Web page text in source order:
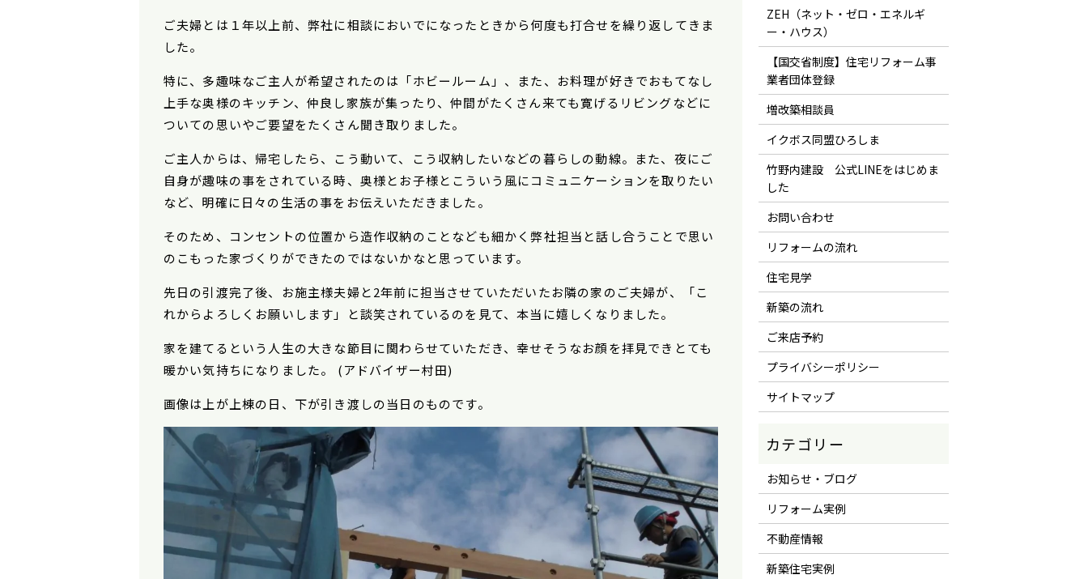
ご夫婦とは１年以上前、弊社に相談においでになったときから何度も打合せを繰り返してきま
した。
特に、多趣味なご主人が希望されたのは「ホビールーム」、また、お料理が好きでおもてなし
上手な奥様のキッチン、仲良し家族が集ったり、仲間がたくさん来ても寛げるリビングなどに
ついての思いやご要望をたくさん聞き取りました。
ご主人からは、帰宅したら、こう動いて、こう収納したいなどの暮らしの動線。また、夜にご
自身が趣味の事をされている時、奥様とお子様とこういう風にコミュニケーションを取りたい
など、明確に日々の生活の事をお伝えいただきました。
そのため、コンセントの位置から造作収納のことなども細かく弊社担当と話し合うことで思い
のこもった家づくりができたのではないかなと思っています。
先日の引渡完了後、お施主様夫婦と2年前に担当させていただいたお隣の家のご夫婦が、「こ
れからよろしくお願いします」と談笑されているのを見て、本当に嬉しくなりました。
家を建てるという人生の大きな節目に関わらせていただき、幸せそうなお顔を拝見できとても
暖かい気持ちになりました。 (アドバイザー村田)
画像は上が上棟の日、下が引き渡しの当日のものです。
ZEH（ネット・ゼロ・エネルギ
ー・ハウス）
【国交省制度】住宅リフォーム事
業者団体登録
増改築相談員
イクボス同盟ひろしま
竹野内建設 公式LINEをはじめま
した
お問い合わせ
リフォームの流れ
住宅見学
新築の流れ
ご来店予約
プライバシーポリシー
サイトマップ
お知らせ・ブログ
リフォーム実例
不動産情報
新築住宅実例